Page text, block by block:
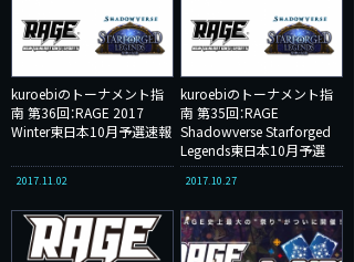
kuroebiのトーナメント指
南 第36回：RAGE 2017
Winter東日本10月予選速報
2017.11.02
kuroebiのトーナメント指
南 第35回：RAGE
Shadowverse Starforged
Legends東日本10月予選
2017.10.27